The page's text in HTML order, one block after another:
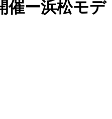
ー浜松モデ